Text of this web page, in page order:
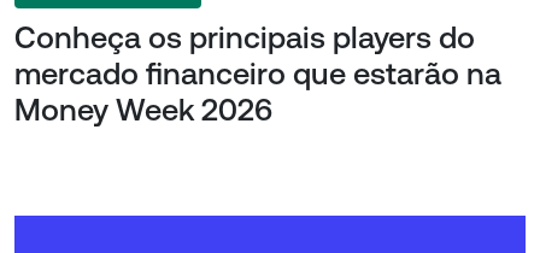
Conheça os principais players do
mercado financeiro que estarão na
Money Week 2026